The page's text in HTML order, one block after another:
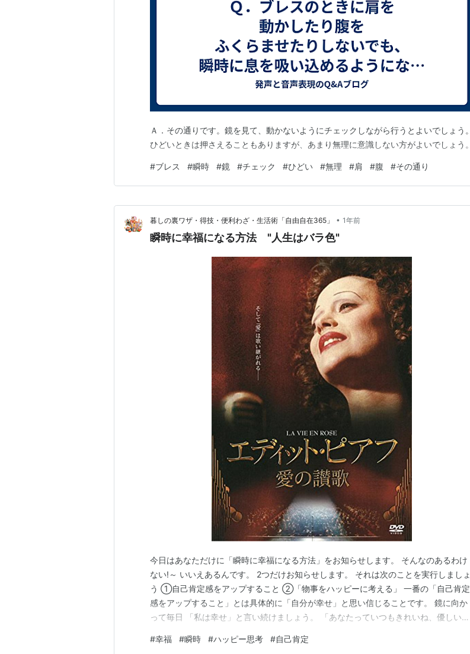
Ａ．その通りです。鏡を見て、動かないようにチェックしながら行うとよいでしょう。
ひどいときは押さえることもありますが、あまり無理に意識しない方がよいでしょう。
#ブレス #瞬時 #鏡 #チェック #ひどい #無理 #肩 #腹 #その通り
暮しの裏ワザ・得技・便利わざ・生活術「自由自在365」 • 1年前
瞬時に幸福になる方法 "人生はバラ色"
今日はあなただけに「瞬時に幸福になる方法」をお知らせします。 そんなのあるわけ
ない!～ いいえあるんです。 2つだけお知らせします。 それは次のことを実行しましょ
う ①自己肯定感をアップすること ②「物事をハッピーに考える」 一番の「自己肯定
感をアップすること」とは具体的に「自分が幸せ」と思い信じることです。 鏡に向か
って毎日 「私は幸せ」と言い続けましょう。 「あなたっていつもきれいね、優しいの
ことです。 間違っても否定的な言葉はNG!です。 そしてそれを習慣化しましょう。さ
#幸福 #瞬時 #ハッピー思考 #自己肯定